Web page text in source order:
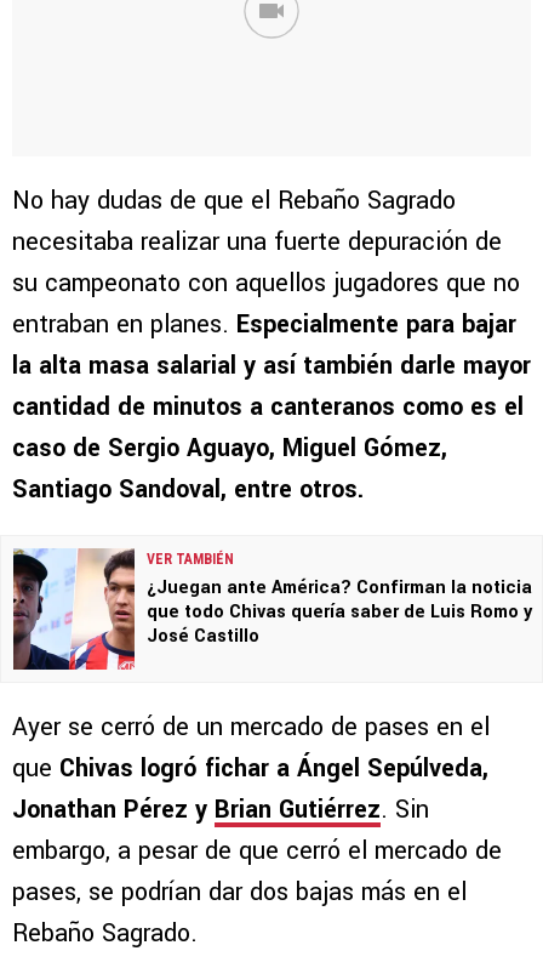
No hay dudas de que el Rebaño Sagrado
necesitaba realizar una fuerte depuración de
su campeonato con aquellos jugadores que no
entraban en planes. Especialmente para bajar
la alta masa salarial y así también darle mayor
cantidad de minutos a canteranos como es el
caso de Sergio Aguayo, Miguel Gómez,
Santiago Sandoval, entre otros.
VER TAMBIÉN
¿Juegan ante América? Confirman la noticia
que todo Chivas quería saber de Luis Romo y
José Castillo
Ayer se cerró de un mercado de pases en el
que Chivas logró fichar a Ángel Sepúlveda,
Jonathan Pérez y Brian Gutiérrez. Sin
embargo, a pesar de que cerró el mercado de
pases, se podrían dar dos bajas más en el
Rebaño Sagrado.